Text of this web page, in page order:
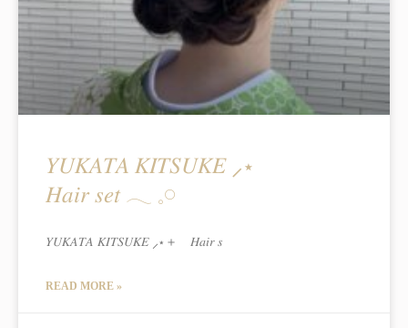
𝑌𝑈𝐾𝐴𝑇𝐴 𝐾𝐼𝑇𝑆𝑈𝐾𝐸 ⸝⋆
𝐻𝑎𝑖𝑟 𝑠𝑒𝑡 𓂃 𓈒𓏸
𝑌𝑈𝐾𝐴𝑇𝐴 𝐾𝐼𝑇𝑆𝑈𝐾𝐸 ⸝⋆＋ 𝐻𝑎𝑖𝑟 𝑠
READ MORE »